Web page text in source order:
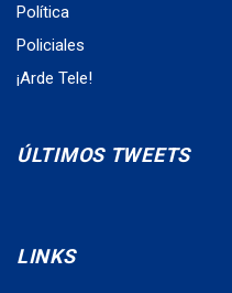
Política
Policiales
¡Arde Tele!
ÚLTIMOS TWEETS
LINKS